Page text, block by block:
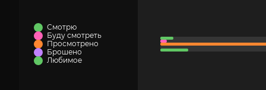
Смотрю
Буду смотреть
Просмотрено
Брошено
Любимое